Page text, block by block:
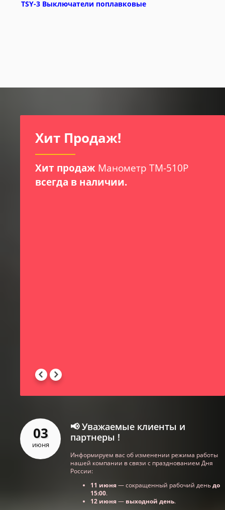
TSY-3 Выключатели поплавковые
Хит Продаж!
Хит продажМанометр ТМ-510Р
всегда в наличии.
03
июня
📢 Уважаемые клиенты и
партнеры !
Информируем вас об изменении режима работы
нашей компании в связи с празднованием Дня
России:
11 июня— сокращенный рабочий деньдо
15:00.
12 июня— выходной день.